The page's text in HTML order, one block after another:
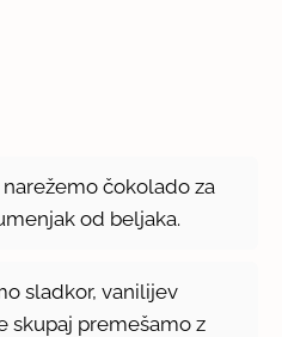
čokolado za
od beljaka.
sladkor, vanilijev
skupaj premešamo z